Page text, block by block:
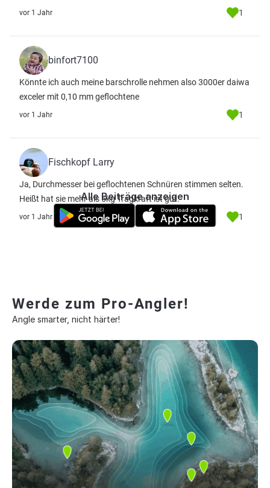
vor 1 Jahr 1
binfort7100
Könnte ich auch meine barschrolle nehmen also 3000er daiwa
exceler mit 0,10 mm geflochtene
vor 1 Jahr 1
Fischkopf Larry
Ja, Durchmesser bei geflochtenen Schnüren stimmen selten.
Heißt hat sie mehr als 5kg Tragkraft ist gut.
vor 1 Jahr 1
Alle Beiträge anzeigen
Werde zum Pro-Angler!
Angle smarter, nicht härter!